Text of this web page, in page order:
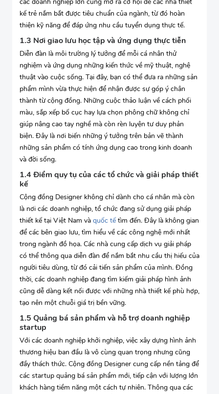
kế trẻ nắm bắt được tiêu chuẩn của ngành, từ đó hoàn
thiện kỹ năng để đáp ứng nhu cầu tuyển dụng thực tế.
1.3 Nơi giao lưu học tập và ứng dụng thực tiễn
Diễn đàn là môi trường lý tưởng để mỗi cá nhân thử
nghiệm và ứng dụng những kiến thức về mỹ thuật, nghệ
thuật vào cuộc sống. Tại đây, bạn có thể đưa ra những sản
phẩm mình vừa thực hiện để nhận được sự góp ý chân
thành từ cộng đồng. Những cuộc thảo luận về cách phối
màu, sắp xếp bố cục hay lựa chọn phông chữ không chỉ
giúp nâng cao tay nghề mà còn rèn luyện tư duy phản
biện. Đây là nơi biến những ý tưởng trên bản vẽ thành
những sản phẩm có tính ứng dụng cao trong kinh doanh
và đời sống.
1.4 Điểm quy tụ của các tổ chức và giải pháp thiết
kế
Cộng đồng Designer không chỉ dành cho cá nhân mà còn
là nơi các doanh nghiệp, tổ chức đang sử dụng giải pháp
thiết kế tại Việt Nam và quốc tế tìm đến. Đây là không gian
để các bên giao lưu, tìm hiểu về các công nghệ mới nhất
trong ngành đồ họa. Các nhà cung cấp dịch vụ giải pháp
có thể thông qua diễn đàn để nắm bắt nhu cầu thị hiếu của
người tiêu dùng, từ đó cải tiến sản phẩm của mình. Đồng
thời, các doanh nghiệp đang tìm kiếm giải pháp hình ảnh
cũng dễ dàng kết nối được với những nhà thiết kế phù hợp,
tạo nên một chuỗi giá trị bền vững.
1.5 Quảng bá sản phẩm và hỗ trợ doanh nghiệp
startup
Với các doanh nghiệp khởi nghiệp, việc xây dựng hình ảnh
thương hiệu ban đầu là vô cùng quan trọng nhưng cũng
đầy thách thức. Cộng đồng Designer cung cấp nền tảng để
các startup quảng bá sản phẩm mới, tiếp cận với lượng lớn
khách hàng tiềm năng một cách tự nhiên. Thông qua các